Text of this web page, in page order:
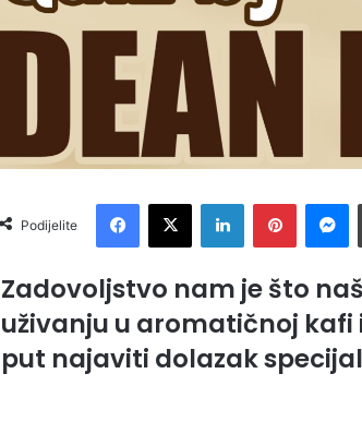
Podijelite
Zadovoljstvo nam je što
uživanju u aromatičnoj kafi
put najaviti dolazak